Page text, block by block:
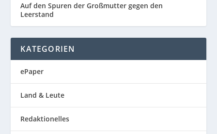
Auf den Spuren der Großmutter gegen den
Leerstand
KATEGORIEN
ePaper
Land & Leute
Redaktionelles